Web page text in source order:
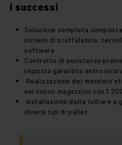
I successi
Soluzione completa
sistemi di scaffalatura,
software
Contratto di assistenza
risposta garantito entro
Realizzazione del massimo
nel nuovo magazzino con
Installazione delle rulliere a
diversi tipi di pallet